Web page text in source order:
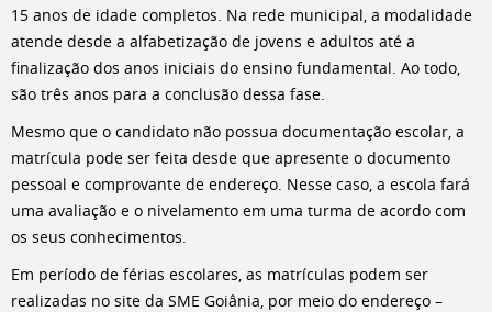
15 anos de idade completos. Na rede municipal, a modalidade
atende desde a alfabetização de jovens e adultos até a
finalização dos anos iniciais do ensino fundamental. Ao todo,
são três anos para a conclusão dessa fase.
Mesmo que o candidato não possua documentação escolar, a
matrícula pode ser feita desde que apresente o documento
pessoal e comprovante de endereço. Nesse caso, a escola fará
uma avaliação e o nivelamento em uma turma de acordo com
os seus conhecimentos.
Em período de férias escolares, as matrículas podem ser
realizadas no site da SME Goiânia, por meio do endereço –